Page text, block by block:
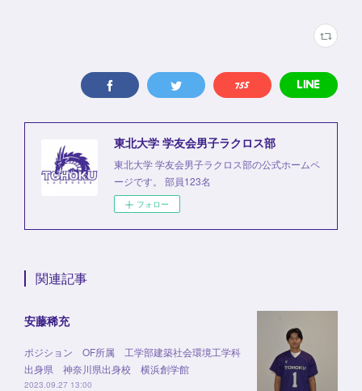
東北大学 学友会男子ラクロス部
東北大学 学友会男子ラクロス部の公式ホームペ
ージです。 部員123名
フォロー
関連記事
安藤稀充
ポジション OF所属 工学部建築社会環境工学科
出身県 神奈川県出身校 横浜創学館
2023.09.27 13:00